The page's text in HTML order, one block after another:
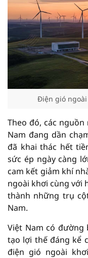
Điện gió
Theo đó, các
Nam đang dần
đã khai thác hết
sức ép ngày càng
cam kết giảm khí
ngoài khơi cùng với
thành những trụ
Nam.
Việt Nam có đường
tạo lợi thế đáng kể
điện gió ngoài